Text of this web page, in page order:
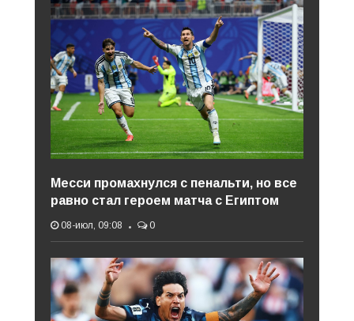
Месси промахнулся с пенальти, но все
равно стал героем матча с Египтом
08-июл, 09:08 0